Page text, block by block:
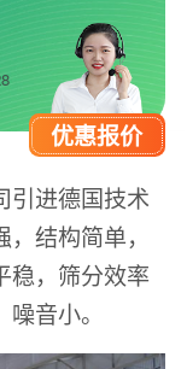
优惠报价
引进德国技术
结构简单，
稳，筛分效率
音小。